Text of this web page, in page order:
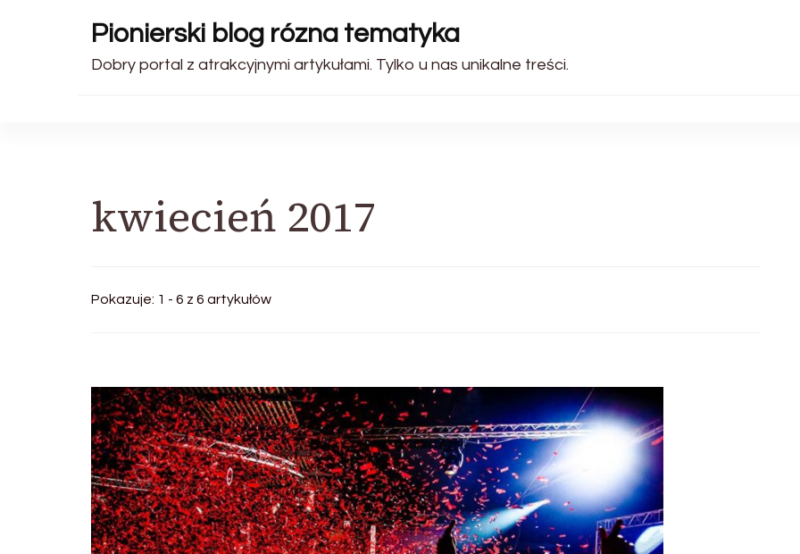
Pionierski blog rózna tematyka
Dobry portal z atrakcyjnymi artykułami. Tylko u nas unikalne treści.
kwiecień 2017
Pokazuje: 1 - 6 z 6 artykułów